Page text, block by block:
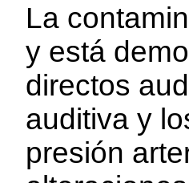
La
y está
directos
auditiva y
presión